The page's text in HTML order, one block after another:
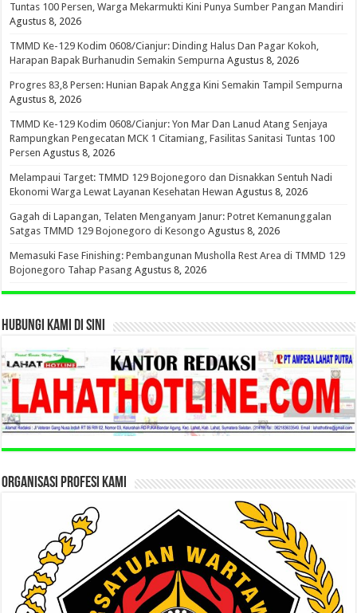
Tuntas 100 Persen, Warga Mekarmukti Kini Punya Sumber Pangan Mandiri
Agustus 8, 2026
TMMD Ke-129 Kodim 0608/Cianjur: Dinding Halus Dan Pagar Kokoh,
Harapan Bapak Burhanudin Semakin Sempurna Agustus 8, 2026
Progres 83,8 Persen: Hunian Bapak Angga Kini Semakin Tampil Sempurna
Agustus 8, 2026
TMMD Ke-129 Kodim 0608/Cianjur: Yon Mar Dan Lanud Atang Senjaya
Rampungkan Pengecatan MCK 1 Citamiang, Fasilitas Sanitasi Tuntas 100
Persen Agustus 8, 2026
Melampaui Target: TMMD 129 Bojonegoro dan Disnakkan Sentuh Nadi
Ekonomi Warga Lewat Layanan Kesehatan Hewan Agustus 8, 2026
Gagah di Lapangan, Telaten Menganyam Janur: Potret Kemanunggalan
Satgas TMMD 129 Bojonegoro di Kesongo Agustus 8, 2026
Memasuki Fase Finishing: Pembangunan Musholla Rest Area di TMMD 129
Bojonegoro Tahap Pasang Agustus 8, 2026
HUBUNGI KAMI DI SINI
ORGANISASI PROFESI KAMI